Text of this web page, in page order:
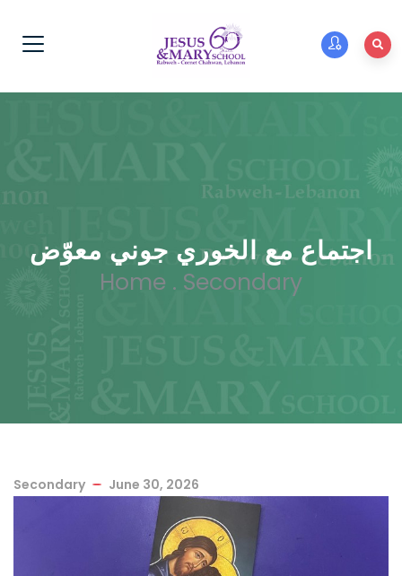
اجتماع مع الخوري جوني معوّض
Home . Secondary
Secondary June 30, 2026